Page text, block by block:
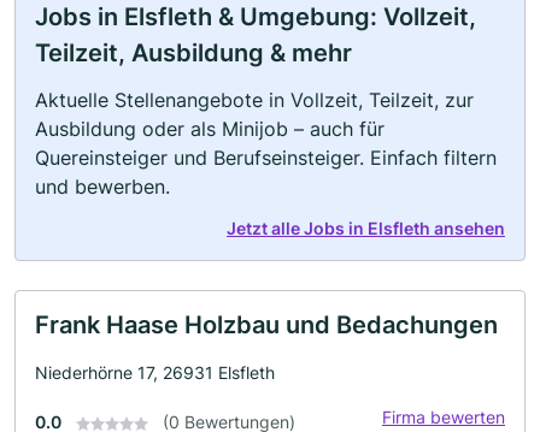
Jobs in Elsfleth & Umgebung: Vollzeit,
Teilzeit, Ausbildung & mehr
Aktuelle Stellenangebote in Vollzeit, Teilzeit, zur
Ausbildung oder als Minijob – auch für
Quereinsteiger und Berufseinsteiger. Einfach filtern
und bewerben.
Jetzt alle Jobs in Elsfleth ansehen
Frank Haase Holzbau und Bedachungen
Niederhörne 17, 26931 Elsfleth
0.0 (0 Bewertungen) Firma bewerten